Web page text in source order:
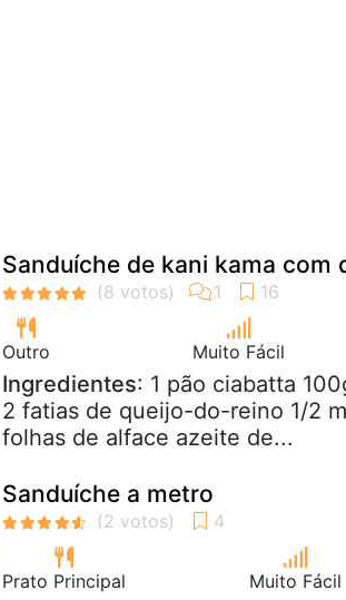
Sanduíche de kani kama
Outro Muito Fácil
Ingredientes: 1 pão ciabatta
2 fatias de queijo-do-reino 1/2
folhas de alface azeite de...
Sanduíche a metro
Prato Principal Muito Fácil